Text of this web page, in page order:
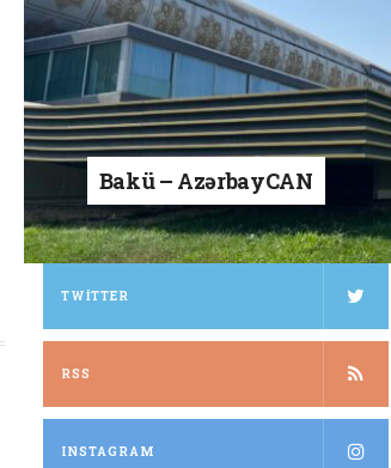
Bakü – AzərbayCAN
TWITTER
RSS
INSTAGRAM